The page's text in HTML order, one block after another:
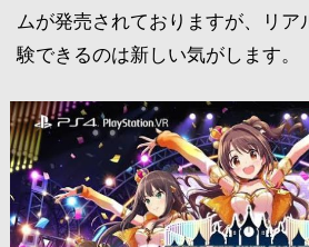
ムが発売されておりますが、リア
験できるのは新しい気がします。